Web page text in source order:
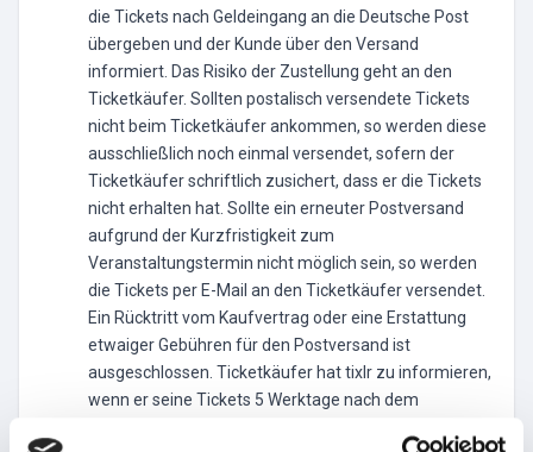
die Tickets nach Geldeingang an die Deutsche Post
übergeben und der Kunde über den Versand
informiert. Das Risiko der Zustellung geht an den
Ticketkäufer. Sollten postalisch versendete Tickets
nicht beim Ticketkäufer ankommen, so werden diese
ausschließlich noch einmal versendet, sofern der
Ticketkäufer schriftlich zusichert, dass er die Tickets
nicht erhalten hat. Sollte ein erneuter Postversand
aufgrund der Kurzfristigkeit zum
Veranstaltungstermin nicht möglich sein, so werden
die Tickets per E-Mail an den Ticketkäufer versendet.
Ein Rücktritt vom Kaufvertrag oder eine Erstattung
etwaiger Gebühren für den Postversand ist
ausgeschlossen. Ticketkäufer hat tixlr zu informieren,
wenn er seine Tickets 5 Werktage nach dem